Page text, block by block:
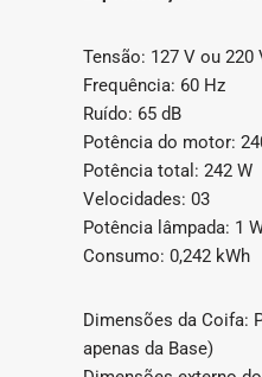
Tensão: 127 V ou 220
Frequência: 60 Hz
Ruído: 65 dB
Potência do motor:
Potência total: 242 W
Velocidades: 03
Potência lâmpada: 1
Consumo: 0,242 kWh
Dimensões da Coifa:
apenas da Base)